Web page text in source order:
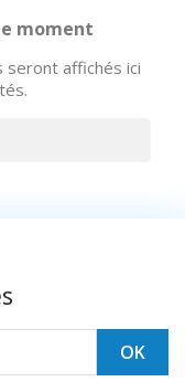
moment
seront affichés ici